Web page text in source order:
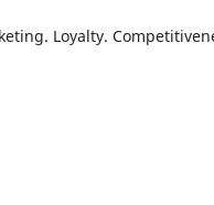
Loyalty.